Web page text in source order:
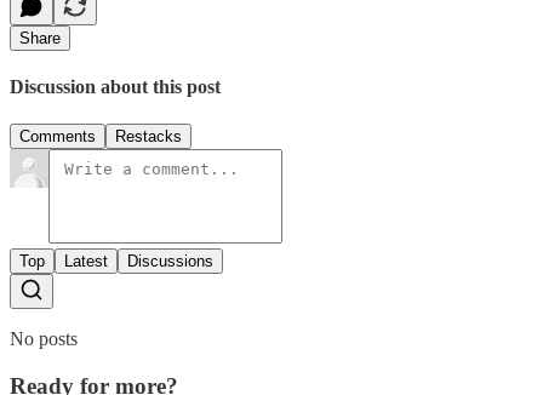
Share
Discussion about this post
Comments Restacks
Top Latest Discussions
No posts
Ready for more?